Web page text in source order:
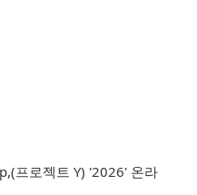
프로젝트 Y) '2026' 온라